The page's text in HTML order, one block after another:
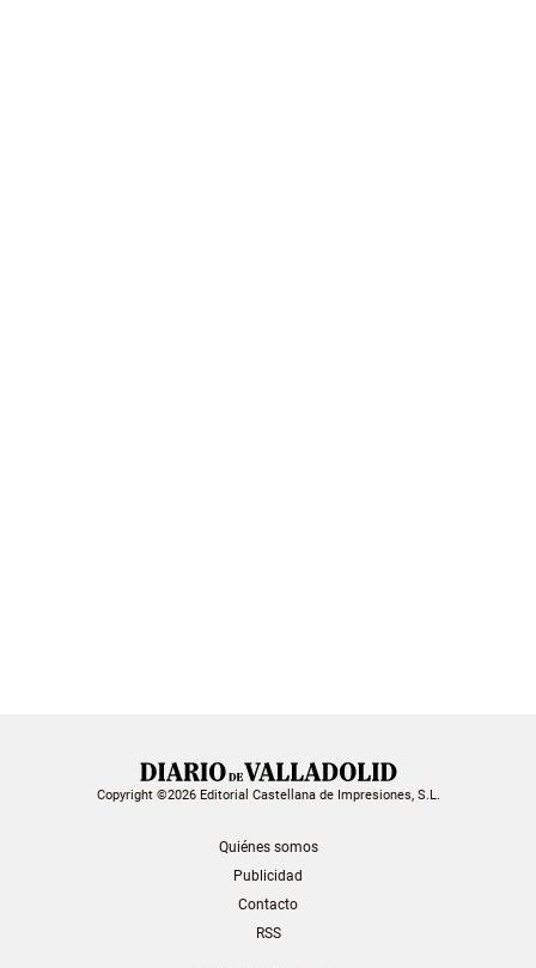
Copyright ©2026 Editorial Castellana de Impresiones, S.L.
Quiénes somos
Publicidad
Contacto
RSS